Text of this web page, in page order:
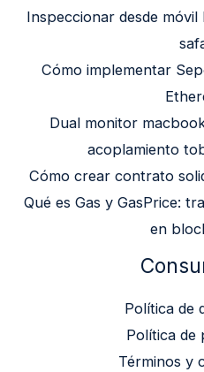
Inspeccionar desde
Cómo implementar
Dual monitor
acoplamiento
Cómo crear contrato
Qué es Gas y GasPrice:
en
Política de
Política de
Términos y